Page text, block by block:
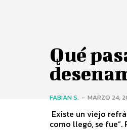
Qué
FABIAN S. - MARZO 24,
Existe un viejo
como llegó, se